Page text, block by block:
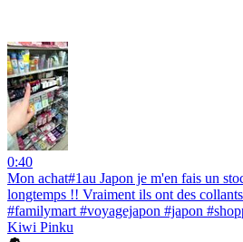
0:40
Mon achat#1au Japon je m'en fais un
longtemps !! Vraiment ils ont des
#familymart #voyagejapon #japon
Kiwi Pinku